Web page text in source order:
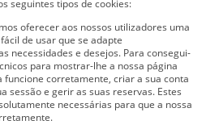
seguintes tipos de cookies:
oferecer aos nossos utilizadores uma
de usar que se adapte
necessidades e desejos. Para consegui-
para mostrar-lhe a nossa página
funcione corretamente, criar a sua conta
sessão e gerir as suas reservas. Estes
necessárias para que a nossa